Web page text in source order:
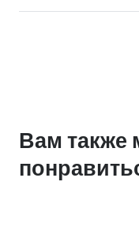
в
Вам также